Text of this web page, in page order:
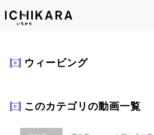
ウィービング
このカテゴリの動画一覧